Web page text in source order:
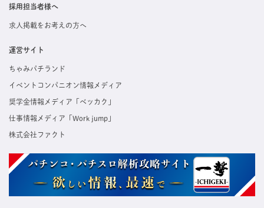
採用担当者様へ
求人掲載をお考えの方へ
運営サイト
ちゃみパチランド
イベントコンパニオン情報メディア
奨学金情報メディア「ベッカク」
仕事情報メディア「Work jump」
株式会社ファクト